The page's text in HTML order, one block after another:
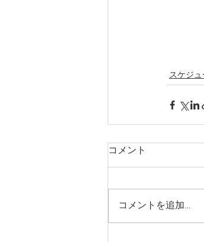
スケジュ
コメント
コメントを追加…